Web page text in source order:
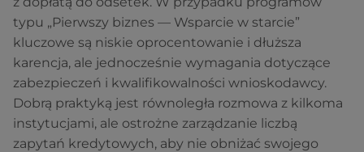
typu „Pierwszy biznes — Wsparcie w starcie”
kluczowe są niskie oprocentowanie i dłuższa
karencja, ale jednocześnie wymagania dotyczące
zabezpieczeń i kwalifikowalności wnioskodawcy.
Dobrą praktyką jest równoległa rozmowa z kilkoma
instytucjami, ale ostrożne zarządzanie liczbą
zapytań kredytowych, aby nie obniżać swojego